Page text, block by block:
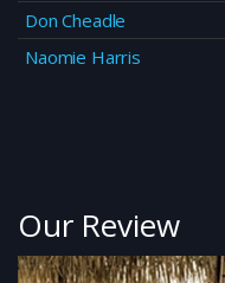
Don Cheadle
Naomie Harris
Our Review